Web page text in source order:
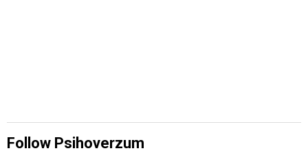
Follow Psihoverzum